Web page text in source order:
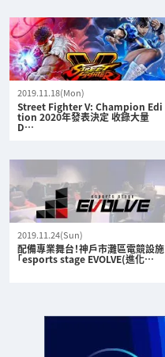
2019.11.18(Mon)
Street Fighter V: Champion Edi
tion 2020年發表決定 收錄大量
D…
2019.11.24(Sun)
配備專業舞台！神戶市灘區電競設施
「esports stage EVOLVE(進化…